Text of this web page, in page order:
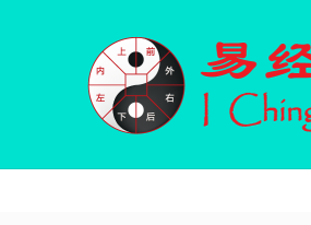
By using our website, you agree